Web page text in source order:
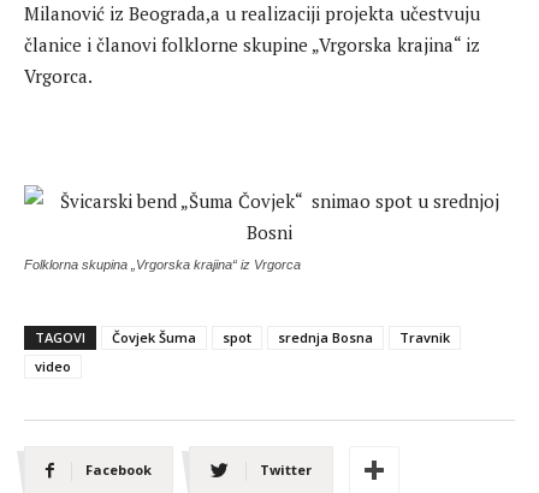
Milanović iz Beograda,a u realizaciji projekta učestvuju
članice i članovi folklorne skupine „Vrgorska krajina“ iz
Vrgorca.
Folklorna skupina „Vrgorska krajina“ iz Vrgorca
TAGOVI Čovjek Šuma spot srednja Bosna
Travnik
video
Facebook Twitter